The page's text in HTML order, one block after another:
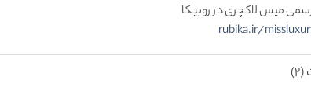
میس لاکچری در روبیکا
rubika.ir/